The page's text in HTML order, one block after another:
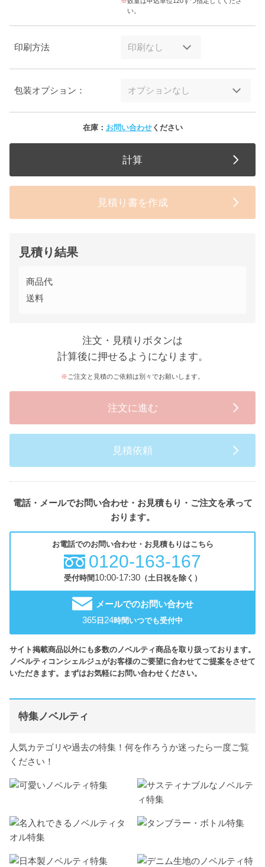
い。
印刷方法
包装オプション：
在庫： お問い合わせください
計算
見積り書を作成
見積り結果
商品代
送料
注文・見積りボタンは
計算後に押せるようになります。
ご注文と見積のご依頼は別々でお願いします。
注文に進む
見積依頼
電話・メールでお問い合わせ・お見積もり・ご注文を承って
おります。
お電話でのお問い合わせ・お見積もりはこちら
0120-163-167
受付時間10:00-17:30（土日祝を除く）
メールでのお問い合わせ
365 日 24時間いつでも受付中
サイト掲載商品以外にも多数のノベルティ商品を取り扱っております。
ノベルティコンシェルジュがお客様のご要望に合わせてご提案をさせて
いただきます。まずはお気軽にお問い合わせください。
特集ノベルティ
人気カテゴリや過去の特集！何を作ろうか迷ったら一度ご覧
ください！